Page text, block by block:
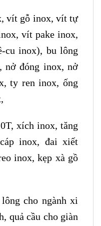
vít gỗ inox, vít tự
vít pake inox,
cu inox), bu lông
nở đóng inox, nở
ty ren inox, ống
xích inox, tăng
inox, đai xiết
inox, kẹp xà gồ
cho ngành xi
quả cầu cho giàn